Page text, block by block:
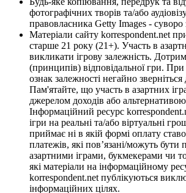
фотографічних творів та/або
правовласника Getty Images - суворо
Матеріали сайту korrespondent.net
старше 21 року (21+). Участь в
викликати ігрову залежність.
(принципів) відповідальної гри.
ознак залежності негайно зверніться
Пам'ятайте, що участь в азартних
джерелом доходів або альтернативою
Інформаційний ресурс
ігри на реальні та/або віртуальні
приймає ні в якій формі оплату
платежів, які пов’язані/можуть бути
азартними іграми, букмекерами чи
які матеріали на інформаційному
korrespondent.net публікуються
інформаційних цілях.